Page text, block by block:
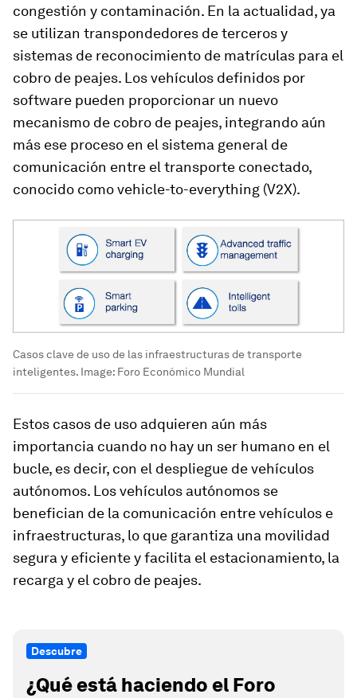
congestión y contaminación. En la actualidad, ya
se utilizan transpondedores de terceros y
sistemas de reconocimiento de matrículas para el
cobro de peajes. Los vehículos definidos por
software pueden proporcionar un nuevo
mecanismo de cobro de peajes, integrando aún
más ese proceso en el sistema general de
comunicación entre el transporte conectado,
conocido como vehicle-to-everything (V2X).
Casos clave de uso de las infraestructuras de transporte
inteligentes. Image: Foro Económico Mundial
Estos casos de uso adquieren aún más
importancia cuando no hay un ser humano en el
bucle, es decir, con el despliegue de vehículos
autónomos. Los vehículos autónomos se
benefician de la comunicación entre vehículos e
infraestructuras, lo que garantiza una movilidad
segura y eficiente y facilita el estacionamiento, la
recarga y el cobro de peajes.
Descubre
¿Qué está haciendo el Foro